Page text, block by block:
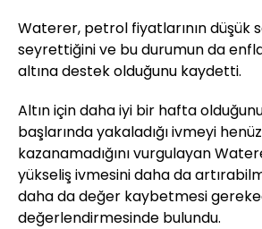
Waterer, petrol fiyatlarının düşük
seyrettiğini ve bu durumun da
altına destek olduğunu kaydetti.
Altın için daha iyi bir hafta
başlarında yakaladığı ivmeyi
kazanamadığını vurgulayan
yükseliş ivmesini daha da
daha da değer kaybetmesi
değerlendirmesinde bulundu.